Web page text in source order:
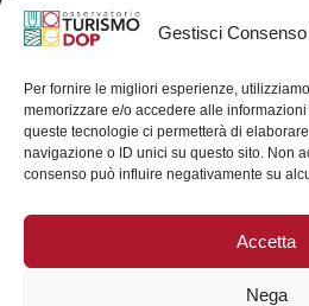
Gestisci
Per fornire le migliori esperienze,
memorizzare e/o accedere alle
queste tecnologie ci permetterà di
navigazione o ID unici su questo sito. Non
consenso può influire negativamente su
Accetta
Nega
In collaborazione ORIGIN
del turismo enogastronomico
italiani.
Concessione contributo
15/06/2023
Concessione contributo
15/01/2025 (CUP